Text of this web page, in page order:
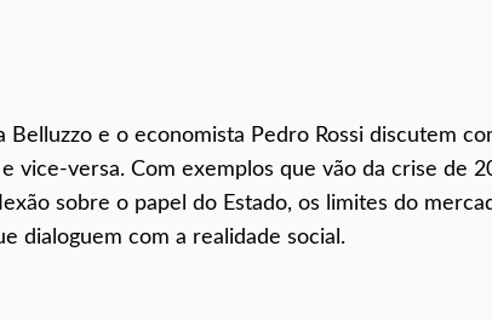
Belluzzo e o economista Pedro Rossi discutem
vice-versa. Com exemplos que vão da crise de
sobre o papel do Estado, os limites do
dialoguem com a realidade social.